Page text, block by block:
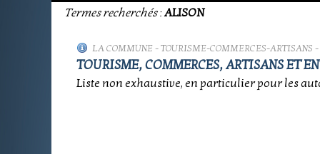
Termes recherchés:ALISON
LA COMMUNE-TOURISME-COMMERCES-ARTISANS -
TOURISME, COMMERCES, ARTISANS ET
Liste non exhaustive, en particulier pour les